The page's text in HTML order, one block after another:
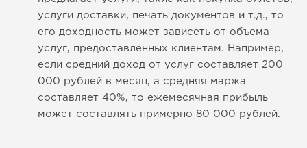
услуги доставки, печать документов и т.д., то
его доходность может зависеть от объема
услуг, предоставленных клиентам. Например,
если средний доход от услуг составляет 200
000 рублей в месяц, а средняя маржа
составляет 40%, то ежемесячная прибыль
может составлять примерно 80 000 рублей.